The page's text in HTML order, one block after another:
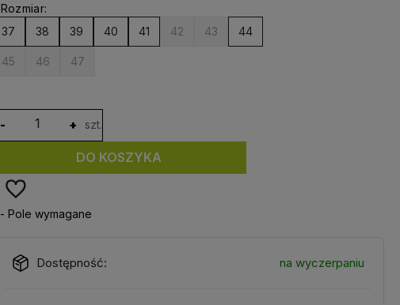
Rozmiar:
37
38 39 40 41 42 43 44
45 46 47
+
- szt.
DO KOSZYKA
- Pole wymagane
Dostępność: na wyczerpaniu